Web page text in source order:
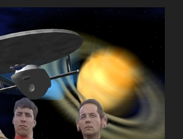
du
cosmos »